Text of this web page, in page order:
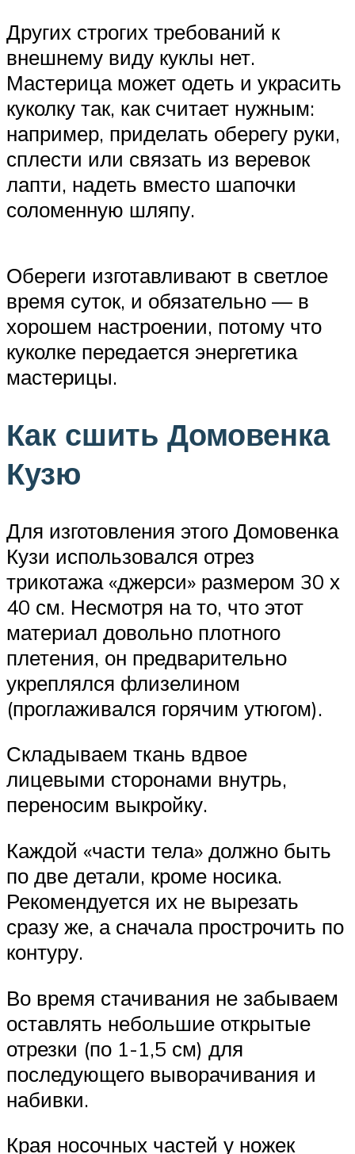
Других строгих требований к
внешнему виду куклы нет.
Мастерица может одеть и украсить
куколку так, как считает нужным:
например, приделать оберегу руки,
сплести или связать из веревок
лапти, надеть вместо шапочки
соломенную шляпу.
Обереги изготавливают в светлое
время суток, и обязательно — в
хорошем настроении, потому что
куколке передается энергетика
мастерицы.
Как сшить Домовенка
Кузю
Для изготовления этого Домовенка
Кузи использовался отрез
трикотажа «джерси» размером 30 х
40 см. Несмотря на то, что этот
материал довольно плотного
плетения, он предварительно
укреплялся флизелином
(проглаживался горячим утюгом).
Складываем ткань вдвое
лицевыми сторонами внутрь,
переносим выкройку.
Каждой «части тела» должно быть
по две детали, кроме носика.
Рекомендуется их не вырезать
сразу же, а сначала прострочить по
контуру.
Во время стачивания не забываем
оставлять небольшие открытые
отрезки (по 1-1,5 см) для
последующего выворачивания и
набивки.
Края носочных частей у ножек